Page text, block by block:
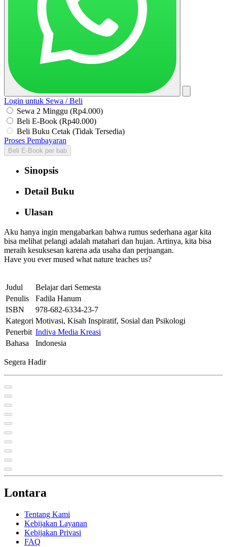
Login untuk Sewa / Beli
Sewa 2 Minggu (Rp4.000)
Beli E-Book (Rp40.000)
Beli Buku Cetak (Tidak Tersedia)
Proses Pembayaran
Beli E-Book per bab
Sinopsis
Detail Buku
Ulasan
Aku hanya ingin mengabarkan bahwa rumus sederhana agar kita
bisa melihat pelangi adalah matahari dan hujan. Artinya, kita bisa
meraih kesuksesan karena ada usaha dan perjuangan.
Have you ever mused what nature teaches us?
Judul
Belajar dari Semesta
Penulis
Fadila Hanum
ISBN
978-682-6334-23-7
Kategori Motivasi, Kisah Inspiratif, Sosial dan Psikologi
Penerbit Indiva Media Kreasi
Bahasa
Indonesia
Segera Hadir
Lontara
Tentang Kami
Kebijakan Layanan
Kebijakan Privasi
FAQ